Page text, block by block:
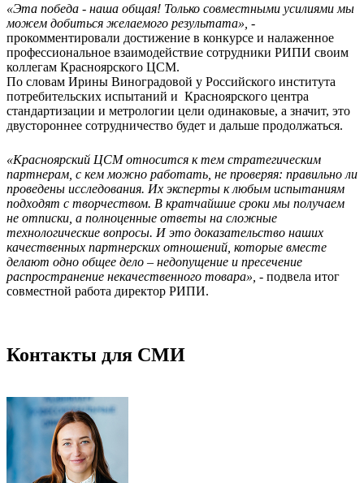
«Эта победа - наша общая! Только совместными усилиями мы
можем добиться желаемого результата», -
прокомментировали достижение в конкурсе и налаженное
профессиональное взаимодействие сотрудники РИПИ своим
коллегам Красноярского ЦСМ.
По словам Ирины Виноградовой у Российского института
потребительских испытаний и Красноярского центра
стандартизации и метрологии цели одинаковые, а значит, это
двустороннее сотрудничество будет и дальше продолжаться.
«Красноярский ЦСМ относится к тем стратегическим
партнерам, с кем можно работать, не проверяя: правильно ли
проведены исследования. Их эксперты к любым испытаниям
подходят с творчеством. В кратчайшие сроки мы получаем
не отписки, а полноценные ответы на сложные
технологические вопросы. И это доказательство наших
качественных партнерских отношений, которые вместе
делают одно общее дело – недопущение и пресечение
распространение некачественного товара», - подвела итог
совместной работа директор РИПИ.
Контакты для СМИ